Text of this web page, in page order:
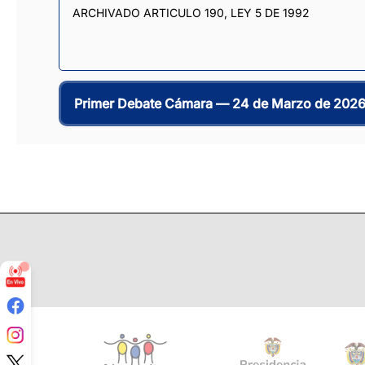
ARCHIVADO ARTICULO 190, LEY 5 DE 1992
Primer Debate Cámara — 24 de Marzo de 2026